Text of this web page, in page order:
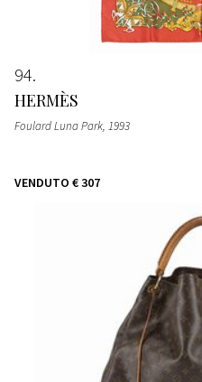
94
HERMÈS
Foulard Luna Park, 1993
VENDUTO € 307